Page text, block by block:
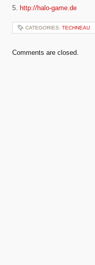
5. http://halo-game.de
CATEGORIES: TECHNEAU
Comments are closed.